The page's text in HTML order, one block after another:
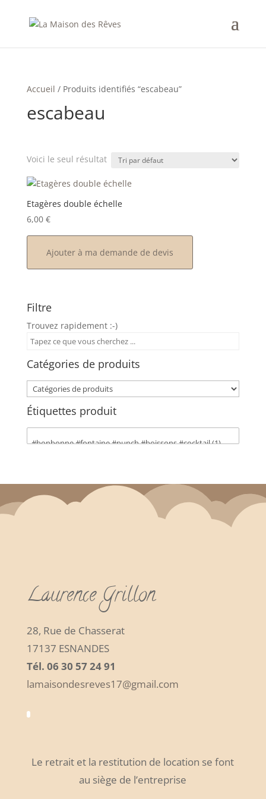
Accueil / Produits identifiés “escabeau”
escabeau
Voici le seul résultat
Etagères double échelle
6,00 €
Ajouter à ma demande de devis
Filtre
Trouvez rapidement :-)
Catégories de produits
Étiquettes produit
Laurence Grillon
28, Rue de Chasserat
17137 ESNANDES
Tél. 06 30 57 24 91
lamaisondesreves17@gmail.com
Le retrait et la restitution de location se font
au siège de l’entreprise